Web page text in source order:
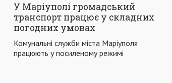
У Маріуполі громадський
транспорт працює у складних
погодних умовах
Комунальні служби міста Маріуполя
працюють у посиленому режимі